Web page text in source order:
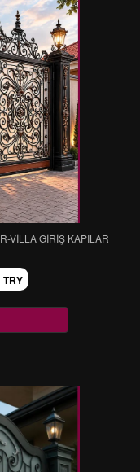
VİLLA GİRİŞ KAPILAR
TRY